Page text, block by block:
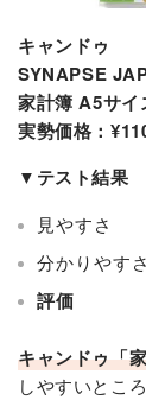
キャンドゥ
SYNAPSE
家計簿 A5サイ
実勢価格：
▼テスト結果
見やすさ
分かりやす
評価
キャンドゥ「
しやすいとこ